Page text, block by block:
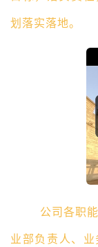
划落实落地。
公司各职
业部负责人、